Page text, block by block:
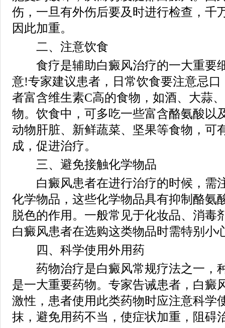
伤，一旦有外伤后要及时进行检查，千
因此加重。
二、注意饮食
食疗是辅助白癜风治疗的一大重要
意!专家建议患者，日常饮食要注意忌
者富含维生素C高的食物，如酒、大蒜
物。饮食中，可多吃一些富含酪氨酸以
动物肝脏、新鲜蔬菜、坚果等食物，可
成，促进治疗。
三、避免接触化学物品
白癜风患者在进行治疗的时候，需
化学物品，这些化学物品具有抑制酪氨
脱色的作用。一般常见于化妆品、消毒
白癜风患者在选购这类物品时需特别小
四、科学使用外用药
药物治疗是白癜风常规疗法之一，
是一大重要药物。专家告诫患者，白癜
激性，患者使用此类药物时应注意科学
抹，避免用药不当，使症状加重，阻碍